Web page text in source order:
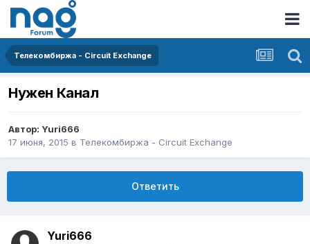
Телекомбиржа - Circuit Exchange
Нужен Канал
Автор: Yuri666
17 июня, 2015 в Телекомбиржа - Circuit Exchange
Ответить
Yuri666